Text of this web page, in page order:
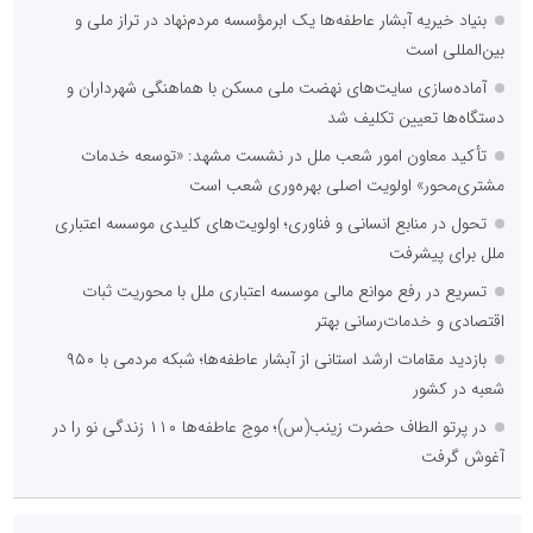
بنیاد خیریه آبشار عاطفه‌ها یک ابرمؤسسه مردم‌نهاد در تراز ملی و
بین‌المللی است
آماده‌سازی سایت‌های نهضت ملی مسکن با هماهنگی شهرداران و
دستگاه‌ها تعیین تکلیف شد
تأکید معاون امور شعب ملل در نشست مشهد: «توسعه خدمات
مشتری‌محور» اولویت اصلی بهره‌وری شعب است
تحول در منابع انسانی و فناوری؛ اولویت‌های کلیدی موسسه اعتباری
ملل برای پیشرفت
تسریع در رفع موانع مالی موسسه اعتباری ملل با محوریت ثبات
اقتصادی و خدمات‌رسانی بهتر
بازدید مقامات ارشد استانی از آبشار عاطفه‌ها؛ شبکه‌ مردمی با ۹۵۰
شعبه در کشور
در پرتو الطاف حضرت زینب(س)؛ موج عاطفه‌ها ۱۱۰ زندگی نو را در
آغوش گرفت